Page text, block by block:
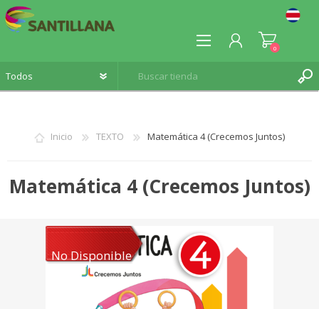
INICIA SESIÓN
0
Inicio TEXTO Matemática 4 (Crecemos Juntos)
Matemática 4 (Crecemos Juntos)
No Disponible